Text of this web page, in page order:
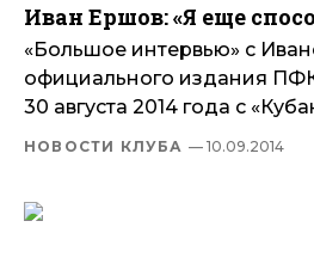
Иван Ершов: «Я еще
«Большое интервью» с
официального издания
30 августа 2014 года с
НОВОСТИ КЛУБА — 10.09.2014